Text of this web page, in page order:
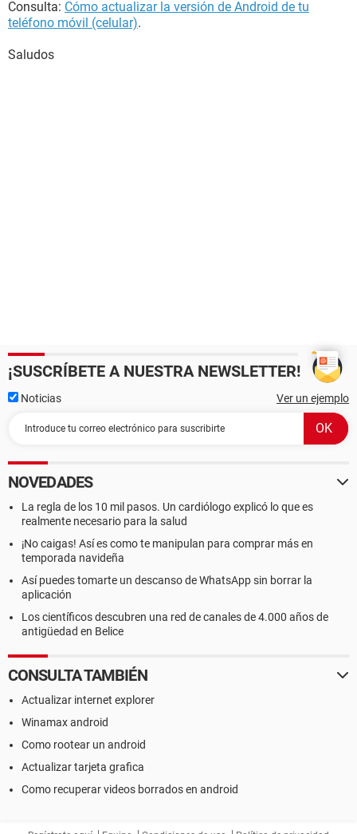
Consulta: Cómo actualizar la versión de Android de tu
teléfono móvil (celular).
Saludos
¡SUSCRÍBETE A NUESTRA NEWSLETTER!
Noticias Ver un ejemplo
NOVEDADES
La regla de los 10 mil pasos. Un cardiólogo explicó lo que es
realmente necesario para la salud
¡No caigas! Así es como te manipulan para comprar más en
temporada navideña
Así puedes tomarte un descanso de WhatsApp sin borrar la
aplicación
Los científicos descubren una red de canales de 4.000 años de
antigüedad en Belice
CONSULTA TAMBIÉN
Actualizar internet explorer
Winamax android
Como rootear un android
Actualizar tarjeta grafica
Como recuperar videos borrados en android